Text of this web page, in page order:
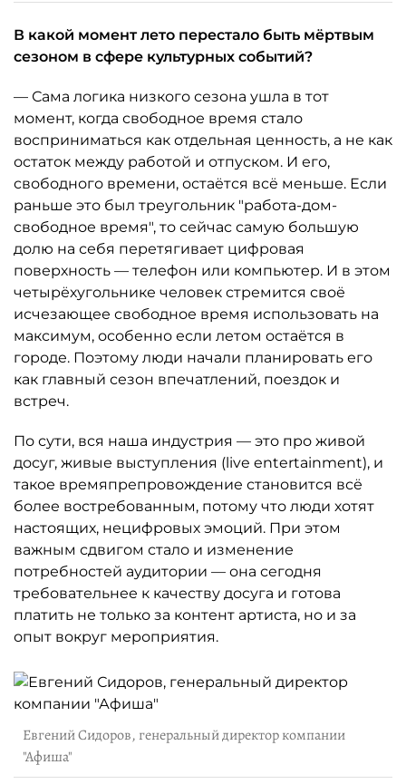
В какой момент лето перестало быть мёртвым
сезоном в сфере культурных событий?
— Сама логика низкого сезона ушла в тот
момент, когда свободное время стало
восприниматься как отдельная ценность, а не как
остаток между работой и отпуском. И его,
свободного времени, остаётся всё меньше. Если
раньше это был треугольник "работа-дом-
свободное время", то сейчас самую большую
долю на себя перетягивает цифровая
поверхность — телефон или компьютер. И в этом
четырёхугольнике человек стремится своё
исчезающее свободное время использовать на
максимум, особенно если летом остаётся в
городе. Поэтому люди начали планировать его
как главный сезон впечатлений, поездок и
встреч.
По сути, вся наша индустрия — это про живой
досуг, живые выступления (live entertainment), и
такое времяпрепровождение становится всё
более востребованным, потому что люди хотят
настоящих, нецифровых эмоций. При этом
важным сдвигом стало и изменение
потребностей аудитории — она сегодня
требовательнее к качеству досуга и готова
платить не только за контент артиста, но и за
опыт вокруг мероприятия.
Евгений Сидоров, генеральный директор компании
"Афиша"